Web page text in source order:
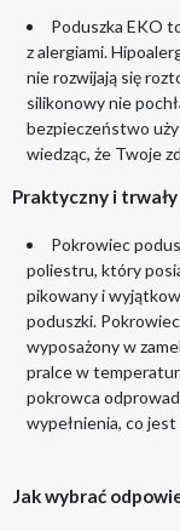
Poduszka EKO
z alergiami.
nie rozwijają się
silikonowy nie
bezpieczeństwo
wiedząc, że Twoje
Praktyczny i
Pokrowiec
poliestru, który
pikowany i
poduszki.
wyposażony w
pralce w
pokrowca
wypełnienia, co
Jak wybrać